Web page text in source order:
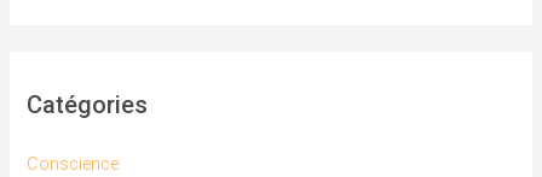
Catégories
Conscience